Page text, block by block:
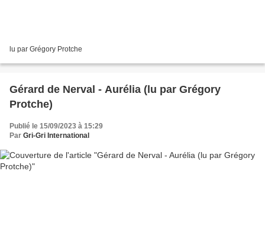
lu par Grégory Protche
Gérard de Nerval - Aurélia (lu par Grégory
Protche)
Publié le 15/09/2023 à 15:29
Par Gri-Gri International